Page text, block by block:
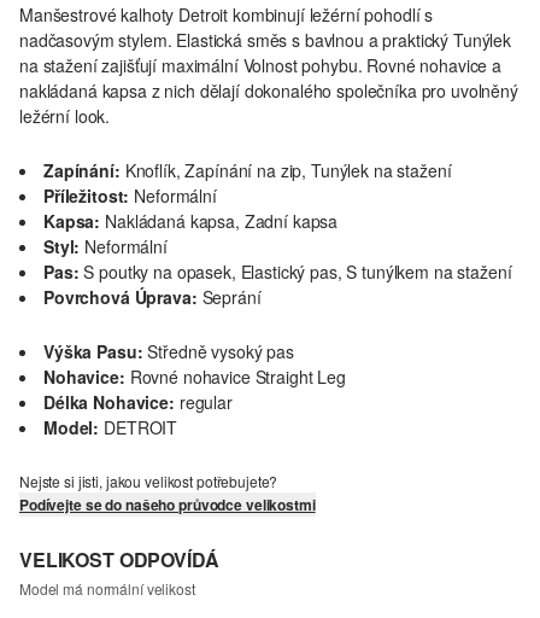
Manšestrové kalhoty Detroit kombinují ležérní pohodlí s
nadčasovým stylem. Elastická směs s bavlnou a praktický Tunýlek
na stažení zajišťují maximální Volnost pohybu. Rovné nohavice a
nakládaná kapsa z nich dělají dokonalého společníka pro uvolněný
ležérní look.
Zapínání: Knoflík, Zapínání na zip, Tunýlek na stažení
Příležitost: Neformální
Kapsa: Nakládaná kapsa, Zadní kapsa
Styl: Neformální
Pas: S poutky na opasek, Elastický pas, S tunýlkem na stažení
Povrchová Úprava: Seprání
Výška Pasu: Středně vysoký pas
Nohavice: Rovné nohavice Straight Leg
Délka Nohavice: regular
Model: DETROIT
Nejste si jisti, jakou velikost potřebujete?
Podívejte se do našeho průvodce velikostmi
VELIKOST ODPOVÍDÁ
Model má normální velikost